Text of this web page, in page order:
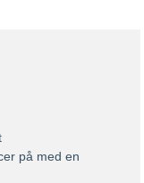
på med en